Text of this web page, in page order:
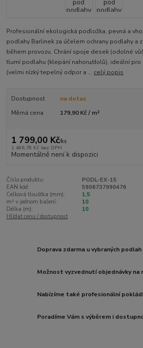
Profesionální ekologická podložka, pevná a
podlahy Barlinek za účelem ochrany podlahy a
během provozu. Chrání spoje desek (odolné
tlumí podlahu (klepání nahoru/dolů), ideální
(velmi nízký tepelný odpor a ... celý popis
Dostupnost
na dotaz
Měrná cena
179,90 Kč / m²
1 799,00 Kč/ks
1 486,78 Kč bez DPH
Momentálně není k dispozici
Číslo produktu:
PODL-EX-15
EAN kód:
5906737990476
Celková tloušťka (mm):
1,5
m² v jednom balení:
10
Délka (m):
10
Hlídat cenu / dostupnost
Doprava zdarma u vybraných podlah
Možnost vyzvednutí objednávky na
Nabízíme také profesionální
Poradíme Vám s výběrem i